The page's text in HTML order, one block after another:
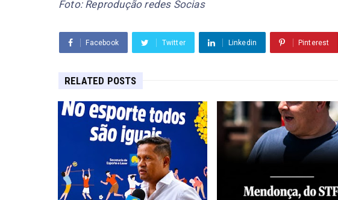
Foto: Reprodução redes Socias
Facebook Twitter Linkedin Pinterest
RELATED POSTS